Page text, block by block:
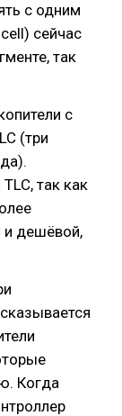
с одним
сейчас
так
с
(три
так как
и дешёвой,
Когда